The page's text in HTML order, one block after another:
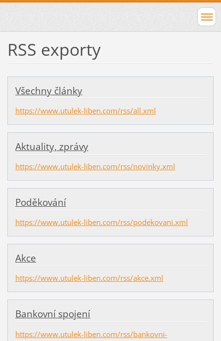
RSS exporty
Všechny články
https://www.utulek-liben.com/rss/all.xml
Aktuality, zprávy
https://www.utulek-liben.com/rss/novinky.xml
Poděkování
https://www.utulek-liben.com/rss/podekovani.xml
Akce
https://www.utulek-liben.com/rss/akce.xml
Bankovní spojení
https://www.utulek-liben.com/rss/bankovni-